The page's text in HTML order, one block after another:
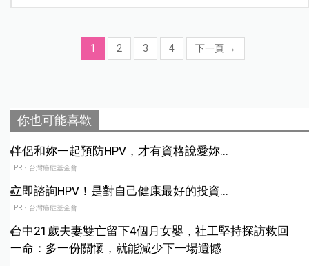
1 2 3 4 下一頁 →
你也可能喜歡
伴侶和妳一起預防HPV，才有資格說愛妳...
PR・台灣癌症基金會
立即諮詢HPV！是對自己健康最好的投資...
PR・台灣癌症基金會
台中21歲夫妻雙亡留下4個月女嬰，社工堅持探訪救回
一命：多一份關懷，就能減少下一場遺憾